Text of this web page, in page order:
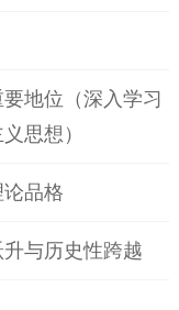
地位（深入学习
思想）
品格
与历史性跨越